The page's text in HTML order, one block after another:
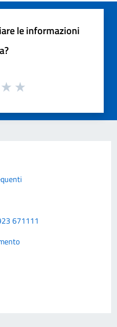
le informazioni
671111